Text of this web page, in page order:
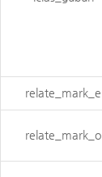
relate_mark_e
relate_mark_o